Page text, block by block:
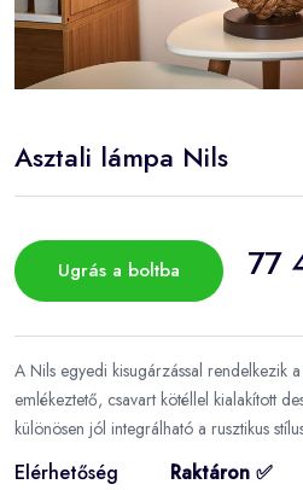
Asztali lámpa Nils
Ugrás a boltba 77
A Nils egyedi kisugárzással rendelkezik
emlékeztető, csavart kötéllel kialakított
különösen jól integrálható a rusztikus
Elérhetőség
Raktáron ✅